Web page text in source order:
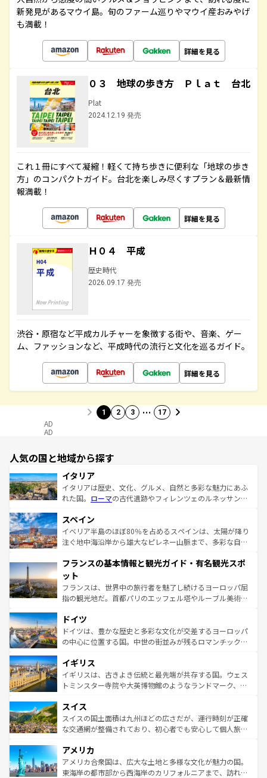
新発見があるマウイ島。旬のファーム巡りやマウイ産おみやげ
も満載！
詳細を見る
０３ 地球の歩き方 Ｐｌａｔ 台北
Plat
2024.12.19 発売
これ１冊にすべて凝縮！軽くて持ち歩きに便利な「地球の歩き
方」のコンパクトガイド。台北を楽しみ尽くすプラン＆最新情
報満載！
詳細を見る
Ｈ０４ 平成
歴史時代
2026.09.17 発売
渋谷・原宿など平成カルチャーを象徴する街や、音楽、ゲー
ム、ファッションなど、平成時代の流行と文化を巡るガイド。
詳細を見る
1 2 3 … 17
AD
AD
人気の国と地域から探す
イタリア
イタリアは歴史、文化、グルメ、自然と多彩な魅力にあふ
れた国。 ローマの古代遺跡やフィレンツェのルネッサンス
ろん、トスカーナの美しい田園風景やアマルフィ海岸の絶
景など、自然景観も見逃せない。観光の合間には、本場の
ピザやパスタなど、絶品のイタリア料理を堪能することも
ませてくれるイタリアで、忘れられない旅をしてみよう！
なお、新着のイタリア情報は
しい。
スペイン
イベリア半島のほぼ80％を占めるスペインは、太陽が降り
注ぐ地中海沿岸から雄大なピレネー山脈まで、多彩な自然
文化が根付くこの国では、情熱的なフラメンコ、熱気あふ
れる闘牛、そして美味しいタパスが生活の一部となってい
る。首都マドリードの洗練された雰囲気や、バルセロナの
アートに溢れた街角から、地方では古代ローマ遺跡や中世
せる。地方によって風土や気候が異なるスペインはその個
性で訪れる人を魅了する。 なお、新着のスペイン情報は コ
ンテンツ一覧を参照してほしい。
フランスの基本情報と観光ガイド・有名観光スポ
ット
フランスは、世界中の旅行者を魅了し続けるヨーロッパ屈
指の観光地だ。首都パリのエッフェル塔やルーブル美術館
で、幅広い魅力が詰まっている。華麗な宮殿、歴史的な大
聖堂、美しいビーチ、そして豊かな自然が、訪れる者を心
から魅了する。また、フランスは美食の国としても知ら
いる。シャンパンの発祥地であるランス、プロヴァンスの
香り高いラベンダー畑など、多彩な楽しみ方が可能だ。さ
らに、パリ以外の地域にも魅力が溢れており、どの街角に
れる地方に足を運ぶとそれぞれで全く異なる文化を体験で
きるだろう。 なお、新着のフランス情報はコンテンツ一覧
を参照してほしい。
ドイツ
ドイツは、豊かな歴史と多彩な文化が交差するヨーロッパ
の中心に位置する国。中世の街並みが残るロマンチック街
顔を持つこの国は、どこを歩いても飽きることがない。ベ
ルリンの文化的活気、バイエルン州のアルプスの絶景、そ
してライン川沿いのワイン畑といった風景は必見。ビール
は、お酒好きな人にはぜひ体験してほしい。 なお、新着の
ドイツ情報はコンテンツ一覧を参照してほしい。
イギリス
イギリスは、古きよき伝統と最先端が共存する国。ウェス
トミンスター寺院や大英博物館のようなランドマーク、歴
リアごとに異なる魅力がある。また、優雅なアフタヌーン
ティー、ビール好きにはたまらない英国パブ、サッカー観
戦など、本場だからこそできる体験も豊富。イギリスを旅
ンツ一覧を参照してほしい。
スイス
スイスの国土面積は九州ほどの広さだが、運行時刻が正確
な交通網が整備されており、初心者でも安心して個人旅行
の建物がそのまま残る町や、スイスならではのユニークな
博物館もあり、アルプス観光だけでなく町歩きも満喫する
ことができる。国民の所得が高いため物価も高いが、旅行
アメリカ
アメリカ合衆国は、広大な土地と多様な文化が魅力の国。
東海岸の都市部から西海岸のカリフォルニアまで、訪れる